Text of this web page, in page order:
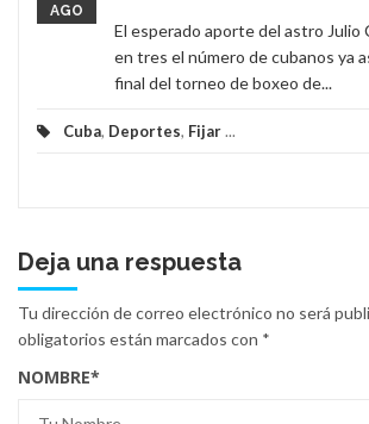
AGO
El esperado aporte del astro Julio
en tres el número de cubanos ya
final del torneo de boxeo de...
Cuba, Deportes, Fijar...
Deja una respuesta
Tu dirección de correo electrónico no será
obligatorios están marcados con *
NOMBRE*